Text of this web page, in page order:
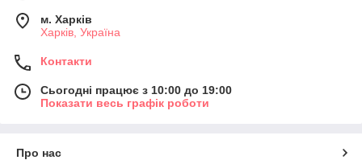
м. Харків
Харків, Україна
Контакти
Сьогодні працює з 10:00 до 19:00
Показати весь графік роботи
Про нас